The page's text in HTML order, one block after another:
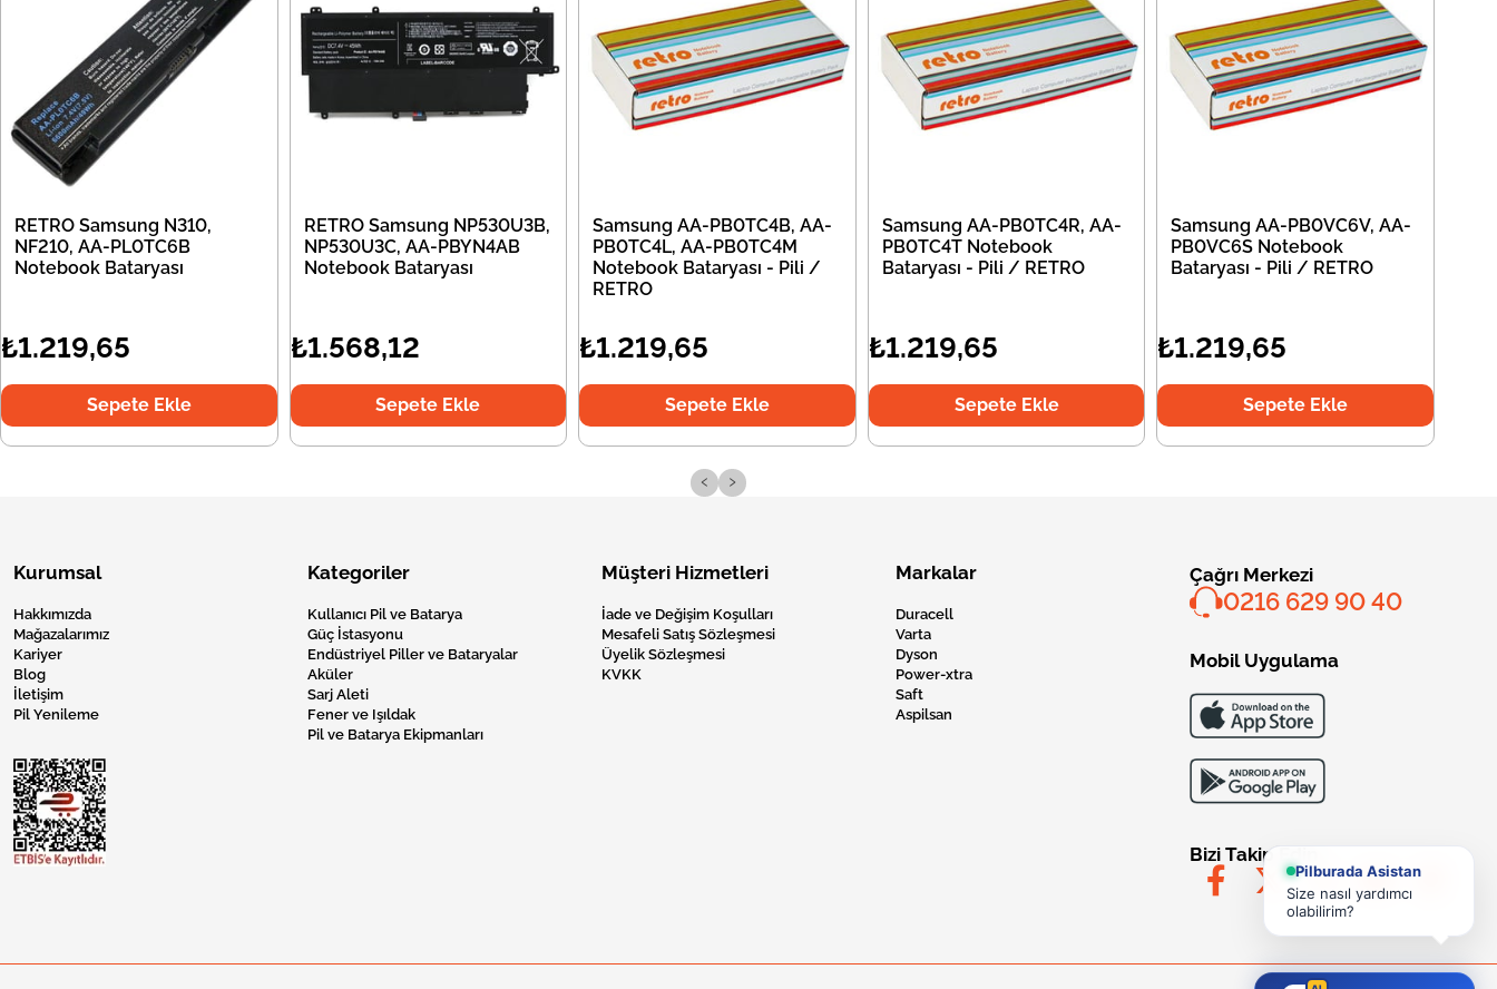
RETRO Samsung N310,
NF210, AA-PL0TC6B
Notebook Bataryası
₺1.219,65
Sepete Ekle
RETRO Samsung NP530U3B,
NP530U3C, AA-PBYN4AB
Notebook Bataryası
₺1.568,12
Sepete Ekle
Samsung AA-PB0TC4B, AA-
PB0TC4L, AA-PB0TC4M
Notebook Bataryası - Pili /
RETRO
₺1.219,65
Sepete Ekle
Samsung AA-PB0TC4R, AA-
PB0TC4T Notebook
Bataryası - Pili / RETRO
₺1.219,65
Sepete Ekle
Samsung AA-PB0VC6V, AA-
PB0VC6S Notebook
Bataryası - Pili / RETRO
₺1.219,65
Sepete Ekle
‹ ›
Kurumsal
Hakkımızda
Mağazalarımız
Kariyer
Blog
İletişim
Pil Yenileme
Kategoriler
Kullanıcı Pil ve Batarya
Güç İstasyonu
Endüstriyel Piller ve Bataryalar
Aküler
Sarj Aleti
Fener ve Işıldak
Pil ve Batarya Ekipmanları
Müşteri Hizmetleri
İade ve Değişim Koşulları
Mesafeli Satış Sözleşmesi
Üyelik Sözleşmesi
KVKK
Markalar
Duracell
Varta
Dyson
Power-xtra
Saft
Aspilsan
Çağrı Merkezi
0216 629 90 40
Mobil Uygulama
Bizi Takip Edin
Pilburada Asistan
Size nasıl yardımcı
olabilirim?